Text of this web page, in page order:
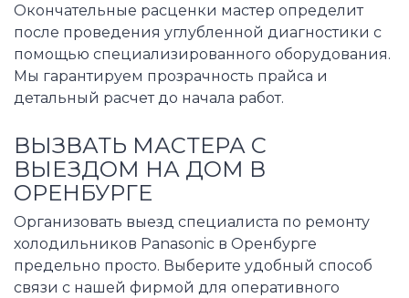
Окончательные расценки мастер определит
после проведения углубленной диагностики с
помощью специализированного оборудования.
Мы гарантируем прозрачность прайса и
детальный расчет до начала работ.
ВЫЗВАТЬ МАСТЕРА С
ВЫЕЗДОМ НА ДОМ В
ОРЕНБУРГЕ
Организовать выезд специалиста по ремонту
холодильников Panasonic в Оренбурге
предельно просто. Выберите удобный способ
связи с нашей фирмой для оперативного